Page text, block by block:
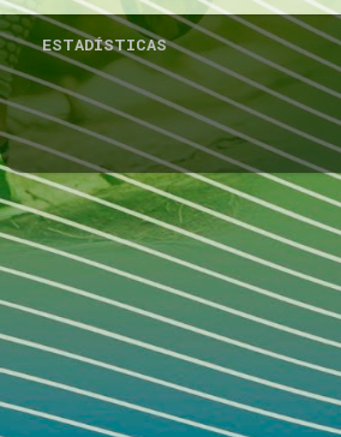
ESTADÍSTICAS